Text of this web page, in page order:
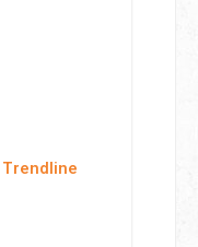
Trendline